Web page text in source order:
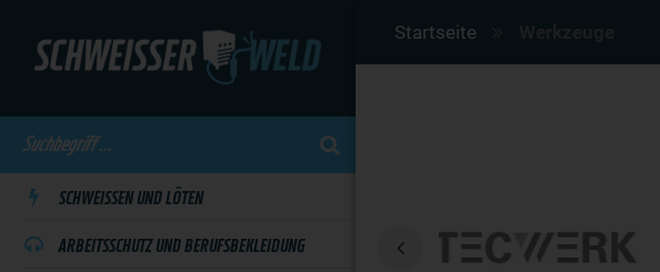
SCHWEISSEN UND LÖTEN
ARBEITSSCHUTZ UND BERUFSBEKLEIDUNG
main
Startseite